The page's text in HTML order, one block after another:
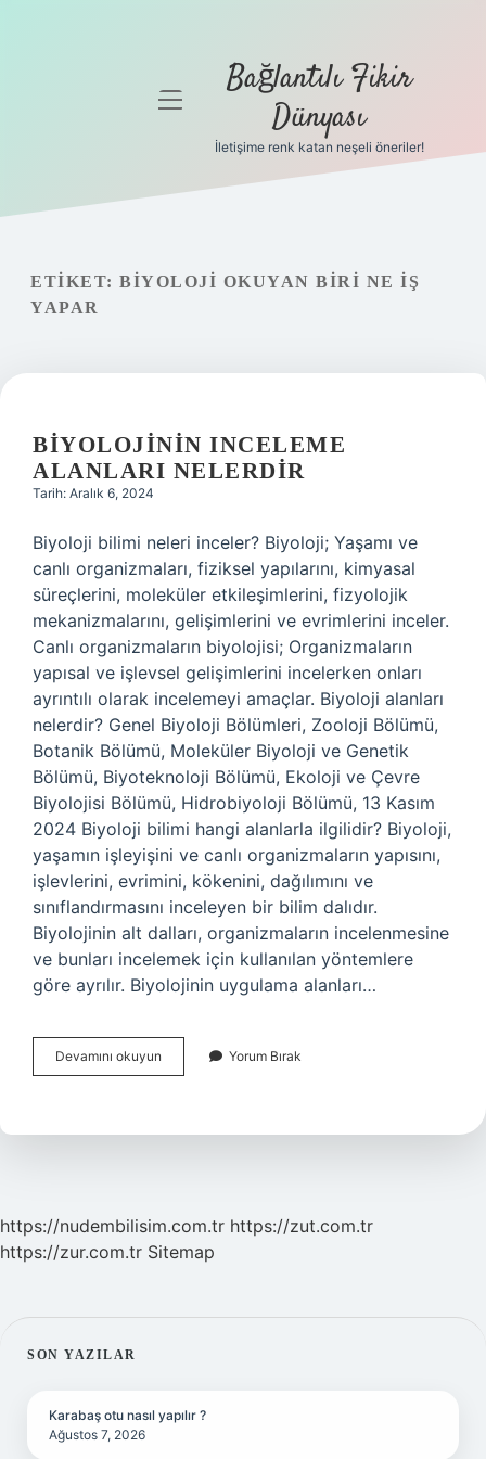
Gizlilik
Yasal Uyarı
menüyü
Bağlantılı Fikir
Dünyası
İletişime renk katan neşeli öneriler!
ETIKET: BIYOLOJI OKUYAN BIRI NE IŞ
YAPAR
BIYOLOJININ INCELEME
ALANLARI NELERDIR
Tarih: Aralık 6, 2024
Biyoloji bilimi neleri inceler? Biyoloji; Yaşamı ve
canlı organizmaları, fiziksel yapılarını, kimyasal
süreçlerini, moleküler etkileşimlerini, fizyolojik
mekanizmalarını, gelişimlerini ve evrimlerini inceler.
Canlı organizmaların biyolojisi; Organizmaların
yapısal ve işlevsel gelişimlerini incelerken onları
ayrıntılı olarak incelemeyi amaçlar. Biyoloji alanları
nelerdir? Genel Biyoloji Bölümleri, Zooloji Bölümü,
Botanik Bölümü, Moleküler Biyoloji ve Genetik
Bölümü, Biyoteknoloji Bölümü, Ekoloji ve Çevre
Biyolojisi Bölümü, Hidrobiyoloji Bölümü, 13 Kasım
2024 Biyoloji bilimi hangi alanlarla ilgilidir? Biyoloji,
yaşamın işleyişini ve canlı organizmaların yapısını,
işlevlerini, evrimini, kökenini, dağılımını ve
sınıflandırmasını inceleyen bir bilim dalıdır.
Biyolojinin alt dalları, organizmaların incelenmesine
ve bunları incelemek için kullanılan yöntemlere
göre ayrılır. Biyolojinin uygulama alanları…
Devamını okuyun Biyolojinin
Inceleme
Yorum Bırak
https://nudembilisim.com.tr https://zut.com.tr
https://zur.com.tr Sitemap
SIDEBAR
SON YAZILAR
Karabaş otu nasıl yapılır ?
Ağustos 7, 2026